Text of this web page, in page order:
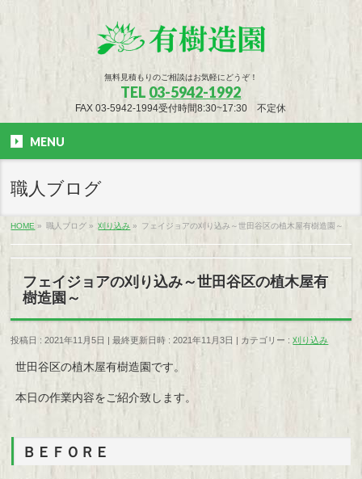
無料見積もりのご相談はお気軽にどうぞ！
TEL 03-5942-1992
FAX 03-5942-1994受付時間8:30~17:30 不定休
MENU
職人ブログ
HOME » 職人ブログ » 刈り込み » フェイジョアの刈り込み～世田谷区の植木屋有樹造園～
フェイジョアの刈り込み～世田谷区の植木屋有
樹造園～
投稿日 : 2021年11月5日 最終更新日時 : 2021年11月3日 カテゴリー :刈り込み
世田谷区の植木屋有樹造園です。
本日の作業内容をご紹介致します。
ＢＥＦＯＲＥ